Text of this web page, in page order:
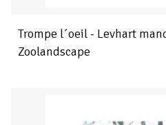
Trompe l´oeil - Levhart
Zoolandscape